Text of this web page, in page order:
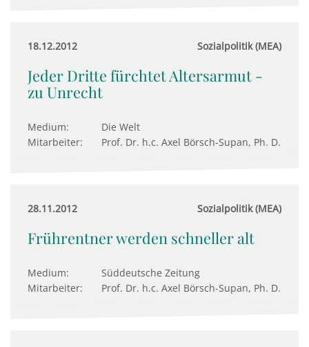
18.12.2012 Sozialpolitik (MEA)
Jeder Dritte fürchtet Altersarmut -
zu Unrecht
Medium:
Die Welt
Mitarbeiter:
Prof. Dr. h.c. Axel Börsch-Supan, Ph. D.
28.11.2012 Sozialpolitik (MEA)
Frührentner werden schneller alt
Medium:
Süddeutsche Zeitung
Mitarbeiter:
Prof. Dr. h.c. Axel Börsch-Supan, Ph. D.